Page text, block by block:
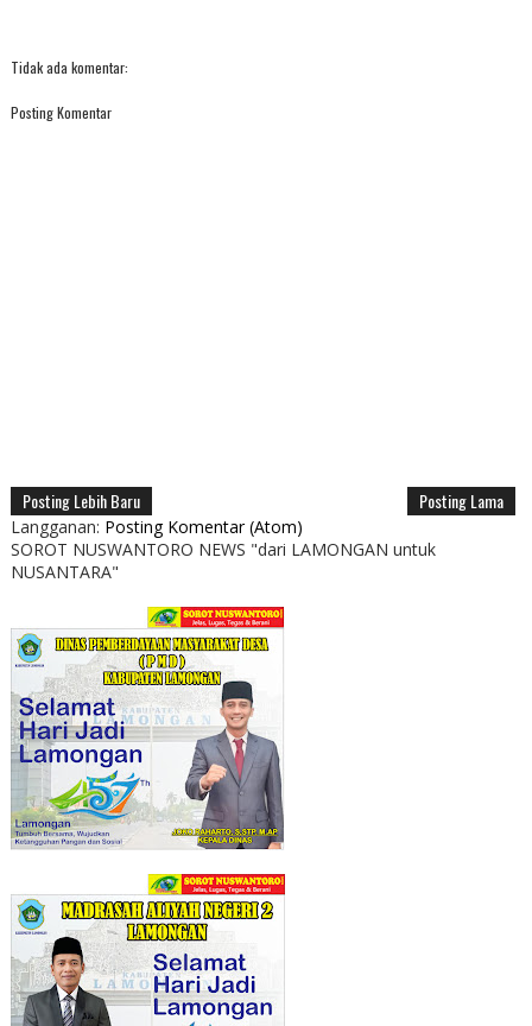
Tidak ada komentar:
Posting Komentar
Posting Lebih Baru Posting Lama
Langganan: Posting Komentar (Atom)
SOROT NUSWANTORO NEWS "dari LAMONGAN untuk
NUSANTARA"